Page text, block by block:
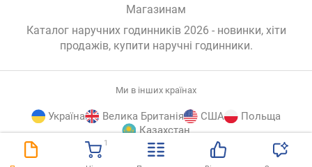
1
Магазинам
Каталог наручних годинників 2026 - новинки, хіти
продажів, купити наручні годинники.
Ми в інших країнах
Україна Велика Британія США
Польща
Казахстан